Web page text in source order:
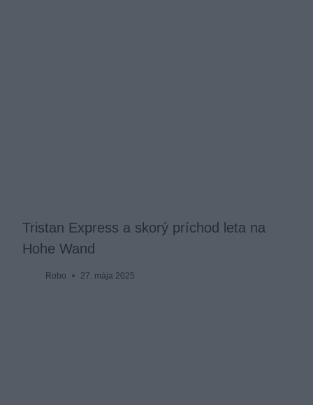
Tristan Express a skorý príchod leta na
Hohe Wand
Robo 27. mája 2025